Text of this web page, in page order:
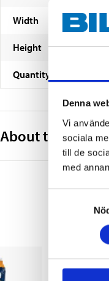
Denna
Vi
sociala
till de
med
Width
Height
Quantity
About the